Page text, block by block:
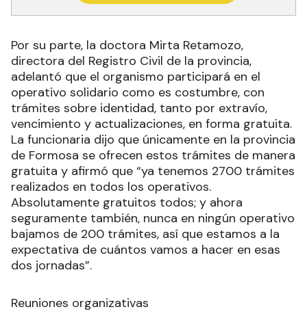
Por su parte, la doctora Mirta Retamozo,
directora del Registro Civil de la provincia,
adelantó que el organismo participará en el
operativo solidario como es costumbre, con
trámites sobre identidad, tanto por extravío,
vencimiento y actualizaciones, en forma gratuita.
La funcionaria dijo que únicamente en la provincia
de Formosa se ofrecen estos trámites de manera
gratuita y afirmó que “ya tenemos 2700 trámites
realizados en todos los operativos.
Absolutamente gratuitos todos; y ahora
seguramente también, nunca en ningún operativo
bajamos de 200 trámites, así que estamos a la
expectativa de cuántos vamos a hacer en esas
dos jornadas”.
Reuniones organizativas